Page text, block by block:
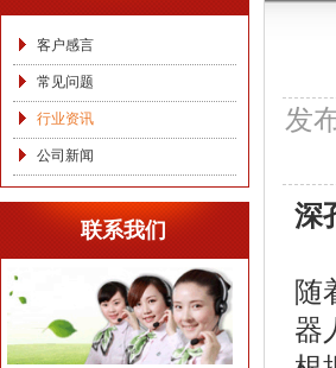
客户感言
常见问题
行业资讯
公司新闻
联系我们
发
深
随
器